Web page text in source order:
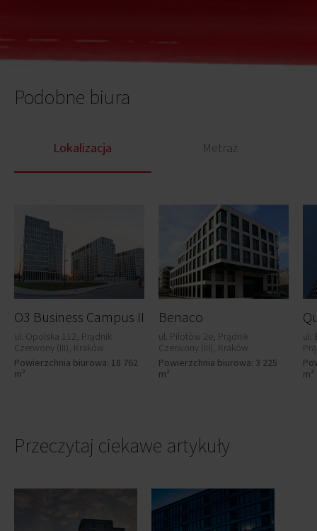
Podobne biura
Lokalizacja Metraż
O3 Business Campus II
ul. Opolska 112, Prądnik
Czerwony (III), Kraków
Powierzchnia biurowa: 18 762
m²
Benaco
ul. Pilotów 2e, Prądnik
Czerwony (III), Kraków
Powierzchnia biurowa: 3 225
m²
ul.
m²
Przeczytaj ciekawe artykuły